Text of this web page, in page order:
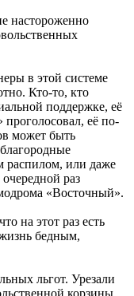
настороженно
в этой системе
Кто-то, кто
поддержке, её
её по-
может быть
распилом, или даже
раз
«Восточный».
на этот раз есть
жизнь бедным,
льгот. Урезали